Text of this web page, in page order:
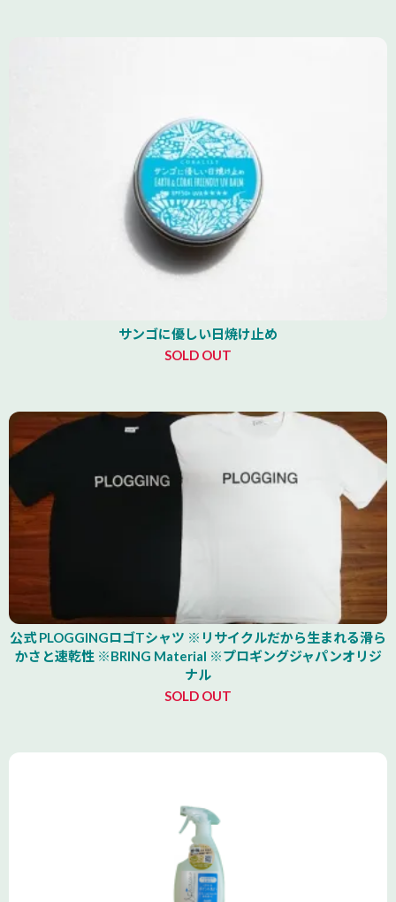
サンゴに優しい日焼け止め
SOLD OUT
公式 PLOGGINGロゴTシャツ ※リサイクルだから生まれる滑ら
かさと速乾性 ※BRING Material ※プロギングジャパンオリジ
ナル
SOLD OUT